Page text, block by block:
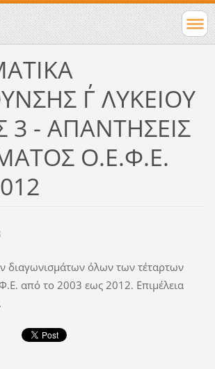
Γ΄ ΛΥΚΕΙΟΥ
3 - ΑΠΑΝΤΗΣΕΙΣ
Ο.Ε.Φ.Ε.
διαγωνισμάτων όλων των τέταρτων
από το 2003 εως 2012. Επιμέλεια